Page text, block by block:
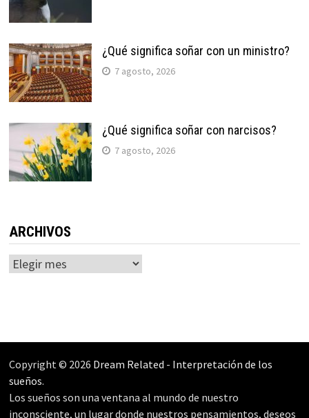
¿Qué significa soñar con un ministro?
7 agosto, 2026
¿Qué significa soñar con narcisos?
7 agosto, 2026
ARCHIVOS
Archivos
Copyright © 2026 Dream Related - Interpretación de los
sueños.
Los sueños son una ventana al mundo de nuestro
inconsciente, un lugar donde nuestros pensamientos, deseos